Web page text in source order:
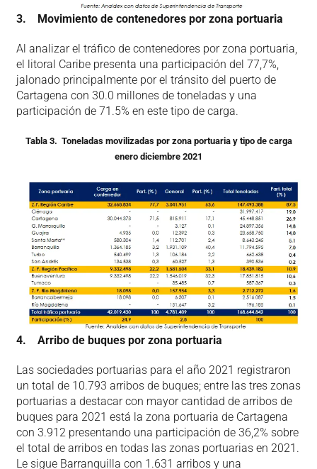
3. Movimiento de contenedores por zona portuaria
Al analizar el tráfico de contenedores por zona portuaria,
el litoral Caribe presenta una participación del 77,7%,
jalonado principalmente por el tránsito del puerto de
Cartagena con 30.0 millones de toneladas y una
participación de 71.5% en este tipo de carga.
Tabla 3. Toneladas movilizadas por zona portuaria y tipo de carga
enero diciembre 2021
4. Arribo de buques por zona portuaria
Las sociedades portuarias para el año 2021 registraron
un total de 10.793 arribos de buques; entre las tres zonas
portuarias a destacar con mayor cantidad de arribos de
buques para 2021 está la zona portuaria de Cartagena
con 3.912 presentando una participación de 36,2% sobre
el total de arribos en todas las zonas portuarias en 2021.
Le sigue Barranquilla con 1.631 arribos y una